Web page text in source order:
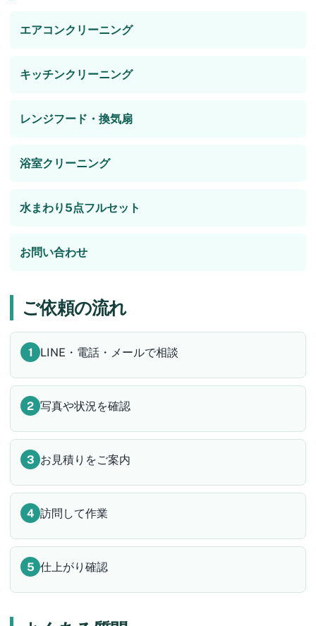
エアコンクリーニング
キッチンクリーニング
レンジフード・換気扇
浴室クリーニング
水まわり5点フルセット
お問い合わせ
ご依頼の流れ
LINE・電話・メールで相談
写真や状況を確認
お見積りをご案内
訪問して作業
仕上がり確認